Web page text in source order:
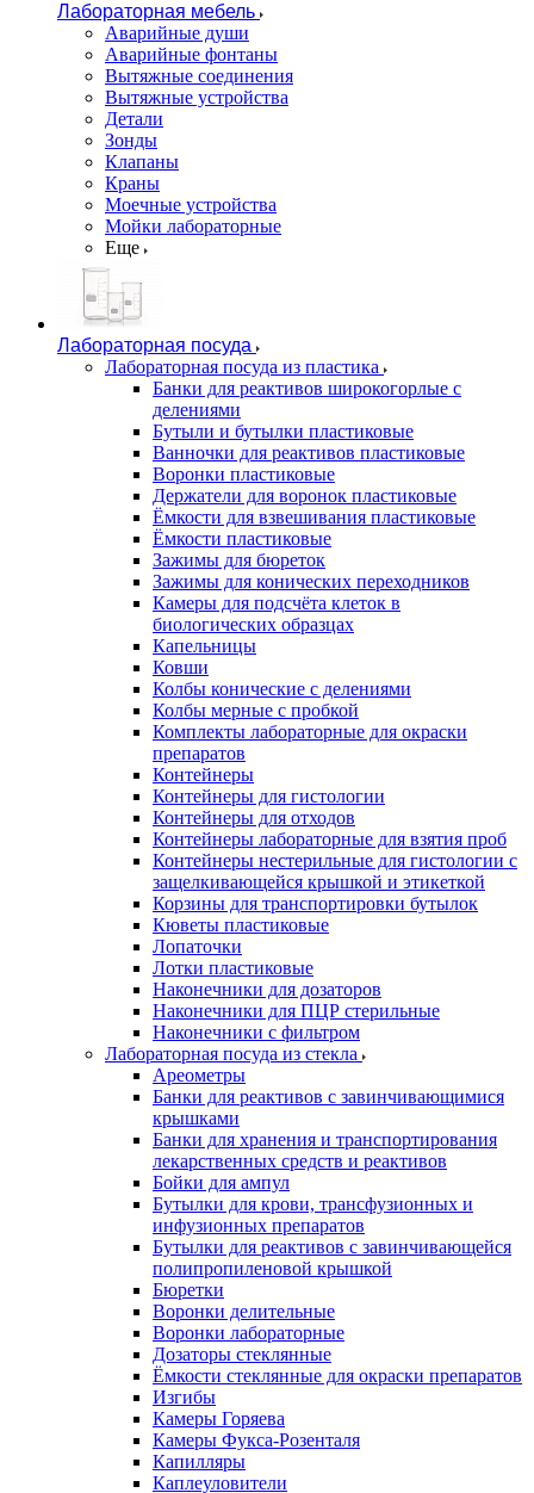
Лабораторная мебель
Аварийные души
Аварийные фонтаны
Вытяжные соединения
Вытяжные устройства
Детали
Зонды
Клапаны
Краны
Моечные устройства
Мойки лабораторные
Еще
Лабораторная посуда
Лабораторная посуда из пластика
Банки для реактивов широкогорлые с
делениями
Бутыли и бутылки пластиковые
Ванночки для реактивов пластиковые
Воронки пластиковые
Держатели для воронок пластиковые
Ёмкости для взвешивания пластиковые
Ёмкости пластиковые
Зажимы для бюреток
Зажимы для конических переходников
Камеры для подсчёта клеток в
биологических образцах
Капельницы
Ковши
Колбы конические с делениями
Колбы мерные с пробкой
Комплекты лабораторные для окраски
препаратов
Контейнеры
Контейнеры для гистологии
Контейнеры для отходов
Контейнеры лабораторные для взятия проб
Контейнеры нестерильные для гистологии с
защелкивающейся крышкой и этикеткой
Корзины для транспортировки бутылок
Кюветы пластиковые
Лопаточки
Лотки пластиковые
Наконечники для дозаторов
Наконечники для ПЦР стерильные
Наконечники с фильтром
Лабораторная посуда из стекла
Ареометры
Банки для реактивов с завинчивающимися
крышками
Банки для хранения и транспортирования
лекарственных средств и реактивов
Бойки для ампул
Бутылки для крови, трансфузионных и
инфузионных препаратов
Бутылки для реактивов с завинчивающейся
полипропиленовой крышкой
Бюретки
Воронки делительные
Воронки лабораторные
Дозаторы стеклянные
Ёмкости стеклянные для окраски препаратов
Изгибы
Камеры Горяева
Камеры Фукса-Розенталя
Капилляры
Каплеуловители